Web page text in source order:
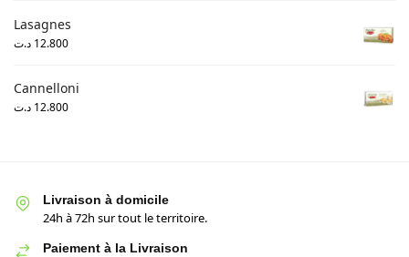
Lasagnes
12.800 د.ت
Cannelloni
12.800 د.ت
Livraison à domicile
24h à 72h sur tout le territoire.
Paiement à la Livraison